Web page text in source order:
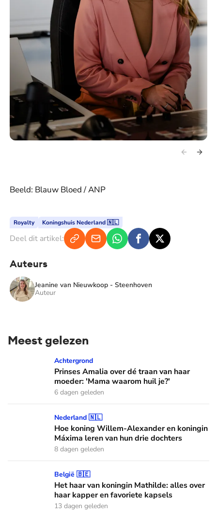
Beeld: Blauw Bloed / ANP
Royalty Koningshuis Nederland 🇳🇱
Deel dit artikel:
Auteurs
Jeanine van Nieuwkoop - Steenhoven
Auteur
Meest gelezen
Prinses Amalia over dé traan van haar moeder: 'Mama
Achtergrond
Prinses Amalia over dé traan van haar
moeder: 'Mama waarom huil je?'
6 dagen geleden
Hoe koning Willem-Alexander en koningin Máxima leren
Nederland 🇳🇱
Hoe koning Willem-Alexander en koningin
Máxima leren van hun drie dochters
8 dagen geleden
Het haar van koningin Mathilde: alles over haar kapper en
België 🇧🇪
Het haar van koningin Mathilde: alles over
haar kapper en favoriete kapsels
13 dagen geleden